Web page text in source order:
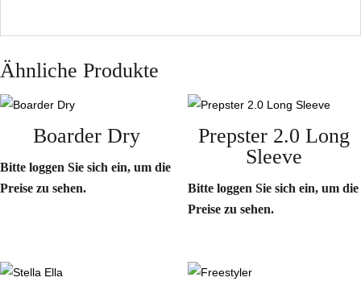
Ähnliche Produkte
Boarder Dry
Bitte loggen Sie sich ein, um die
Preise zu sehen.
Prepster 2.0 Long
Sleeve
Bitte loggen Sie sich ein, um die
Preise zu sehen.